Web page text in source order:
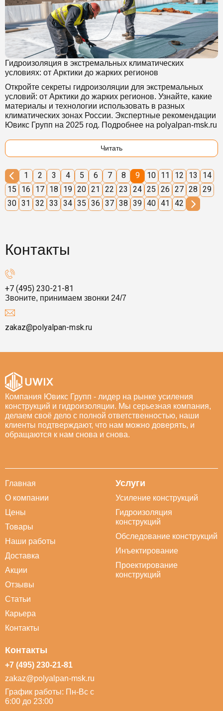
Гидроизоляция в экстремальных климатических
условиях: от Арктики до жарких регионов
Откройте секреты гидроизоляции для экстремальных
условий: от Арктики до жарких регионов. Узнайте, какие
материалы и технологии использовать в разных
климатических зонах России. Экспертные рекомендации
Ювикс Групп на 2025 год. Подробнее на polyalpan-msk.ru
Читать
1 2 3 4 5 6 7 8 9 10 11 12 13
14
15
16 17 18 19 20 21 22 23 24 25 26 27 28 29
30 31 32 33 34 35 36 37 38 39 40 41 42
Контакты
+7 (495) 230-21-81
Звоните, принимаем звонки 24/7
zakaz@polyalpan-msk.ru
Компания Ювикс Групп - лидер на рынке усиления
конструкций и гидроизоляции. Мы серьезная компания,
делаем своё дело с полной ответственностью, наши
клиенты подтверждают, что нам можно доверять, и
обращаются к нам снова и снова.
Главная
О компании
Цены
Товары
Наши работы
Доставка
Акции
Отзывы
Статьи
Карьера
Контакты
Услуги
Усиление конструкций
Гидроизоляция
конструкций
Обследование конструкций
Инъектирование
Проектирование
конструкций
Контакты
+7 (495) 230-21-81
zakaz@polyalpan-msk.ru
График работы: Пн-Вс с
6:00 до 23:00